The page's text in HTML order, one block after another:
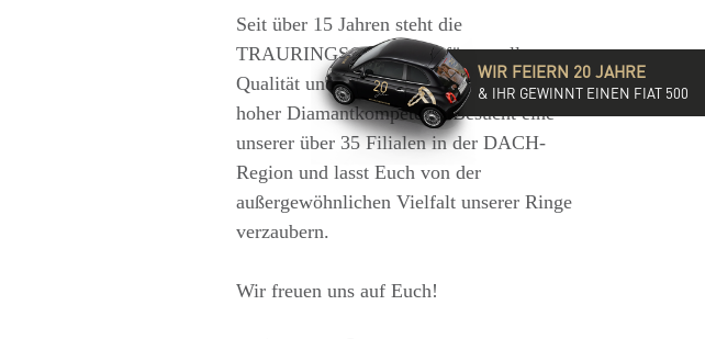
Seit über 15 Jahren steht die
TRAURINGSCHMIEDE für exzellente
Qualität und hochwertige Beratung mit
hoher Diamantkompetenz. Besucht eine
unserer über 35 Filialen in der DACH-
Region und lasst Euch von der
außergewöhnlichen Vielfalt unserer Ringe
verzaubern.
Wir freuen uns auf Euch!
WIR FEIERN 20 JAHRE
& IHR GEWINNT EINEN FIAT 500